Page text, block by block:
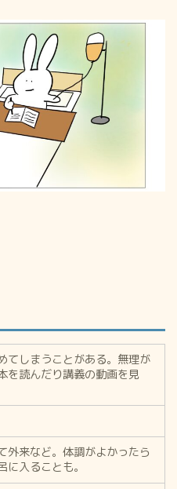
てしまうことがある。無理が
を読んだり講義の動画を見
外来など。体調がよかったら
に入ることも。